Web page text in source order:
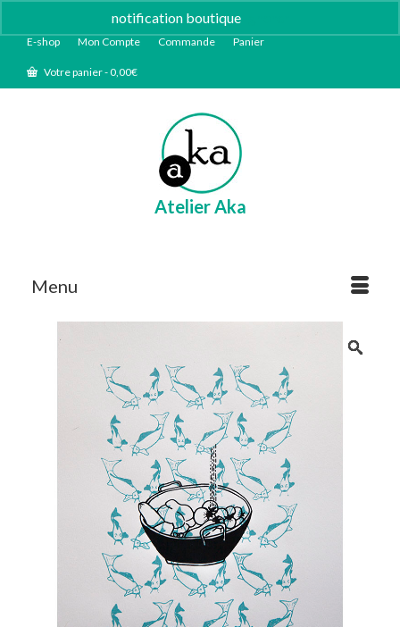
notification boutique
E-shop Mon Compte Commande Panier
Votre panier-0,00€
Atelier Aka
Menu